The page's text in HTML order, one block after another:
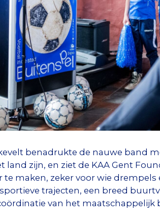
benadrukte de nauwe band
land zijn, en ziet de KAA Gent
te maken, zeker voor wie
trajecten, een breed
van het maatschappelijk